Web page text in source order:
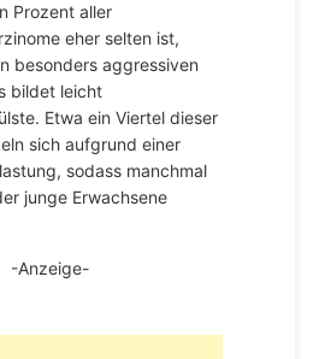
Prozent aller
eher selten ist,
besonders aggressiven
bildet leicht
Etwa ein Viertel dieser
sich aufgrund einer
sodass manchmal
junge Erwachsene
-Anzeige-